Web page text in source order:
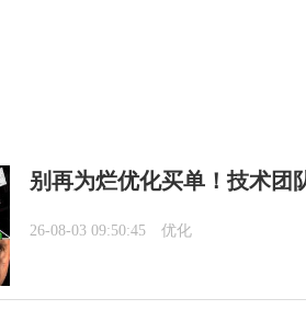
别再为烂优化买单！技术团
26-08-03 09:50:45 优化